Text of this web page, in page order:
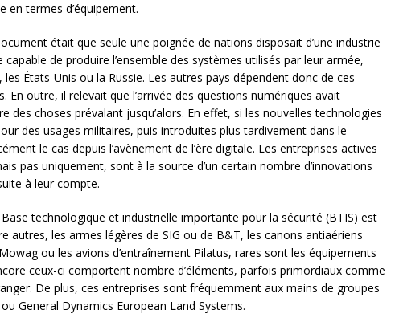
en termes d’équipement.
était que seule une poignée de nations disposait d’une industrie
capable de produire l’ensemble des systèmes utilisés par leur armée,
États-Unis ou la Russie. Les autres pays dépendent donc de ces
En outre, il relevait que l’arrivée des questions numériques avait
des choses prévalant jusqu’alors. En effet, si les nouvelles technologies
des usages militaires, puis introduites plus tardivement dans le
le cas depuis l’avènement de l’ère digitale. Les entreprises actives
pas uniquement, sont à la source d’un certain nombre d’innovations
à leur compte.
technologique et industrielle importante pour la sécurité (BTIS) est
autres, les armes légères de SIG ou de B&T, les canons antiaériens
ou les avions d’entraînement Pilatus, rares sont les équipements
ceux-ci comportent nombre d’éléments, parfois primordiaux comme
De plus, ces entreprises sont fréquemment aux mains de groupes
General Dynamics European Land Systems.